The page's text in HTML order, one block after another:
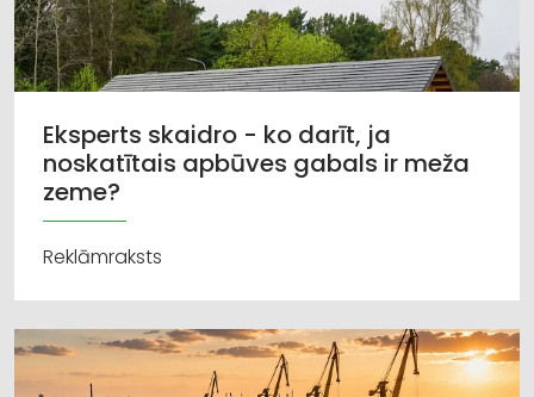
Eksperts skaidro - ko darīt, ja
noskatītais apbūves gabals ir meža
zeme?
Reklāmraksts